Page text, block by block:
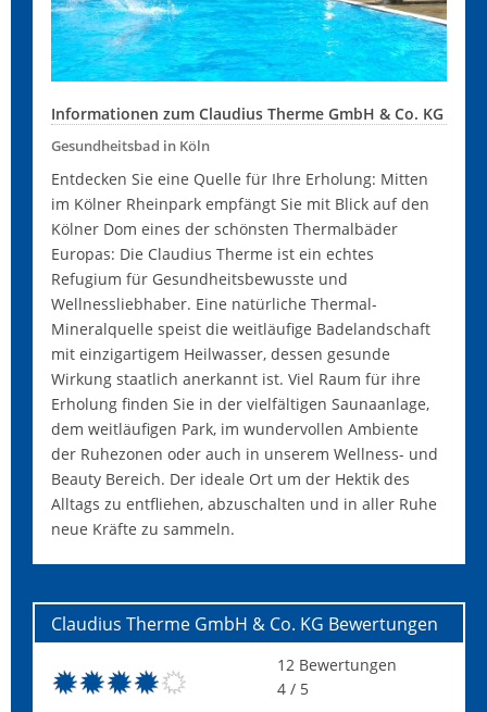
Informationen zum Claudius Therme GmbH & Co. KG
Gesundheitsbad in Köln
Entdecken Sie eine Quelle für Ihre Erholung: Mitten
im Kölner Rheinpark empfängt Sie mit Blick auf den
Kölner Dom eines der schönsten Thermalbäder
Europas: Die Claudius Therme ist ein echtes
Refugium für Gesundheitsbewusste und
Wellnessliebhaber. Eine natürliche Thermal-
Mineralquelle speist die weitläufige Badelandschaft
mit einzigartigem Heilwasser, dessen gesunde
Wirkung staatlich anerkannt ist. Viel Raum für ihre
Erholung finden Sie in der vielfältigen Saunaanlage,
dem weitläufigen Park, im wundervollen Ambiente
der Ruhezonen oder auch in unserem Wellness- und
Beauty Bereich. Der ideale Ort um der Hektik des
Alltags zu entfliehen, abzuschalten und in aller Ruhe
neue Kräfte zu sammeln.
Claudius Therme GmbH & Co. KG Bewertungen
12 Bewertungen
4 / 5